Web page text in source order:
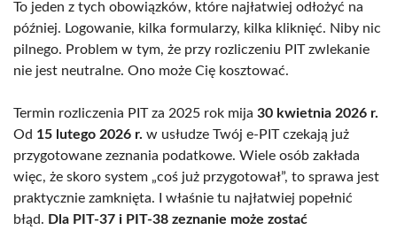
To jeden z tych obowiązków, które najłatwiej odłożyć na
później. Logowanie, kilka formularzy, kilka kliknięć. Niby nic
pilnego. Problem w tym, że przy rozliczeniu PIT zwlekanie
nie jest neutralne. Ono może Cię kosztować.
Termin rozliczenia PIT za 2025 rok mija 30 kwietnia 2026 r.
Od 15 lutego 2026 r. w usłudze Twój e-PIT czekają już
przygotowane zeznania podatkowe. Wiele osób zakłada
więc, że skoro system „coś już przygotował”, to sprawa jest
praktycznie zamknięta. I właśnie tu najłatwiej popełnić
błąd. Dla PIT-37 i PIT-38 zeznanie może zostać